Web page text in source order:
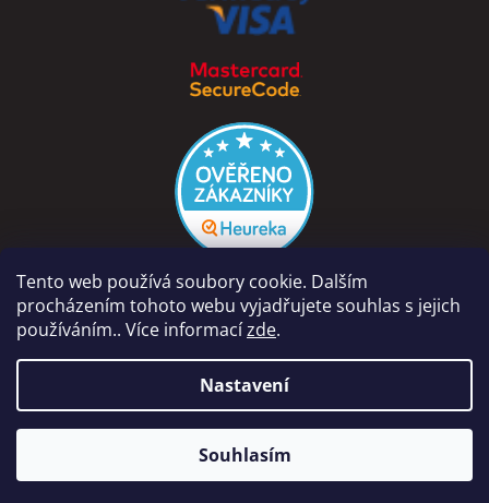
Tento web používá soubory cookie. Dalším
procházením tohoto webu vyjadřujete souhlas s jejich
používáním.. Více informacízde.
Nastavení
Souhlasím
Naše prodejna na adrese Dolní Vinice 454, 277 41 Kly je otevřena
Všechna práva vyhrazena.